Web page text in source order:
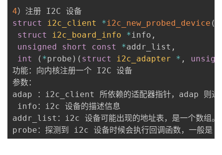
4
struct
i2c_client * i2c_new_probed_device (
struct
i2c_board_info * info ,
unsigned
short const *addr_list ,
int
( *probe ) ( struct i2c_adapter * ,
功能：向内核注册一个 I2C 设备
参数：
adap ：i2c_client 所依赖的适配器指针，adap 则
info：i2c 设备的描述信息
addr_list：i2c 设备可能出现的地址表，是一个数组。
probe：探测到 i2c 设备时候会执行回调函数，一般是